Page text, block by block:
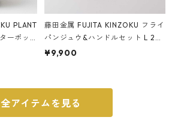
PLANT
ーポッ
藤田金属 FUJITA KINZOKU フライ
パンジュウ&ハンドルセット L 24c
m ガス火・IH対応 鉄フライパン
¥9,900
全アイテムを見る